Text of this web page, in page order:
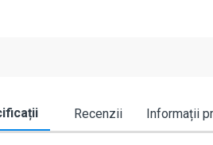
Recenzii Informații